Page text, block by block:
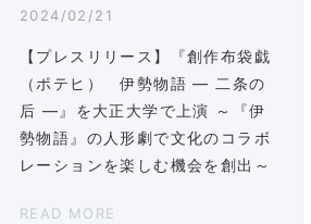
2024/02/21
【プレスリリース】『創作布袋戯
（ポテヒ） 伊勢物語 ― 二条の
后 ―』を大正大学で上演 ～『伊
勢物語』の人形劇で文化のコラボ
レーションを楽しむ機会を創出～
READ MORE